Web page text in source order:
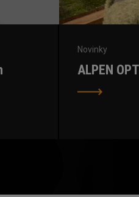
Novinky
ALPEN